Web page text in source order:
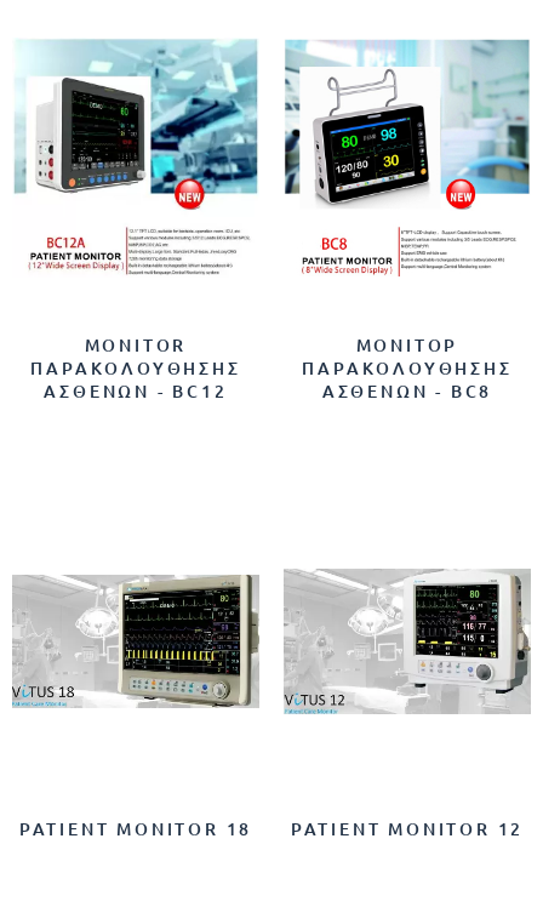
MONITOR
ΠΑΡΑΚΟΛΟΥΘΗΣΗΣ
ΑΣΘΕΝΩΝ - BC12
ΜΟΝΙΤΟΡ
ΠΑΡΑΚΟΛΟΥΘΗΣΗΣ
ΑΣΘΕΝΩΝ - BC8
PATIENT MONITOR 18 PATIENT MONITOR 12